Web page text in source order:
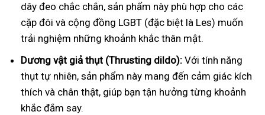
dây đeo chắc chắn, sản phẩm này phù hợp cho các
cặp đôi và cộng đồng LGBT (đặc biệt là Les) muốn
trải nghiệm những khoảnh khắc thân mật.
Dương vật giả thụt (Thrusting dildo): Với tính năng
thụt tự nhiên, sản phẩm này mang đến cảm giác kích
thích và chân thật, giúp bạn tận hưởng từng khoảnh
khắc đắm say.